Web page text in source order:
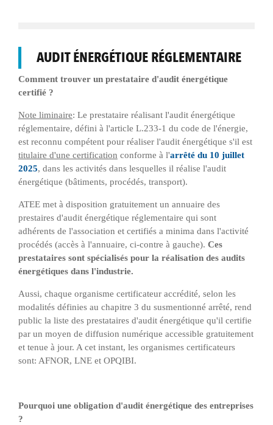
AUDIT ÉNERGÉTIQUE RÉGLEMENTAIRE
Comment trouver un prestataire d'audit énergétique
certifié ?
Note liminaire: Le prestataire réalisant l'audit énergétique
réglementaire, défini à l'article L.233-1 du code de l'énergie,
est reconnu compétent pour réaliser l'audit énergétique s'il est
titulaire d'une certification conforme à l'arrêté du 10 juillet
2025, dans les activités dans lesquelles il réalise l'audit
énergétique (bâtiments, procédés, transport).
ATEE met à disposition gratuitement un annuaire des
prestaires d'audit énergétique réglementaire qui sont
adhérents de l'association et certifiés a minima dans l'activité
procédés (accès à l'annuaire, ci-contre à gauche). Ces
prestataires sont spécialisés pour la réalisation des audits
énergétiques dans l'industrie.
Aussi, chaque organisme certificateur accrédité, selon les
modalités définies au chapitre 3 du susmentionné arrêté, rend
public la liste des prestataires d'audit énergétique qu'il certifie
par un moyen de diffusion numérique accessible gratuitement
et tenue à jour. A cet instant, les organismes certificateurs
sont: AFNOR, LNE et OPQIBI.
Pourquoi une obligation d'audit énergétique des entreprises
?